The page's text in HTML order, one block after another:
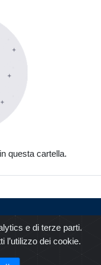
questa cartella.
ARPA LAZIO Via
Telefono:
e di terze parti.
l’utilizzo dei cookie.